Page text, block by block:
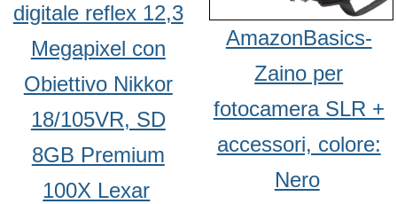
digitale reflex 12,3
Megapixel con
Obiettivo Nikkor
18/105VR, SD
8GB Premium
100X Lexar
AmazonBasics-
Zaino per
fotocamera SLR +
accessori, colore:
Nero